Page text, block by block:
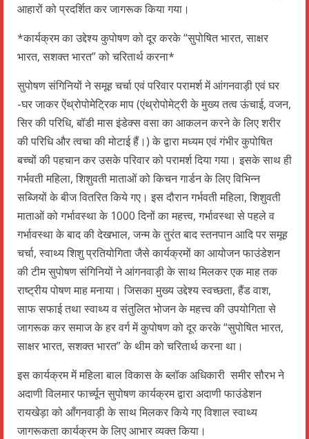
आहारों को प्रदर्शित कर जागरूक किया गया।
*कार्यक्रम का उद्देश्य कुपोषण को दूर करके “सुपोषित भारत, साक्षर
भारत, सशक्त भारत” को चरितार्थ करना*
सुपोषण संगिनियों ने समूह चर्चा एवं परिवार परामर्श में आंगनवाड़ी एवं घर
-घर जाकर ऐंथ्रोपोमेट्रिक माप (एंथ्रोपोमेट्री के मुख्य तत्व ऊंचाई, वजन,
सिर की परिधि, बॉडी मास इंडेक्स वसा का आकलन करने के लिए शरीर
की परिधि और त्वचा की मोटाई हैं।) के द्वारा मध्यम एवं गंभीर कुपोषित
बच्चों की पहचान कर उसके परिवार को परामर्श दिया गया। इसके साथ ही
गर्भवती महिला, शिशुवती माताओं को किचन गार्डन के लिए विभिन्न
सब्जियों के बीज वितरित किये गए। इस दौरान गर्भवती महिला, शिशुवती
माताओं को गर्भावस्था के 1000 दिनों का महत्त्व, गर्भावस्था से पहले व
गर्भावस्था के बाद की देखभाल, जन्म के तुरंत बाद स्तनपान आदि पर समूह
चर्चा, स्वाथ्य शिशु प्रतियोगिता जैसे कार्यक्रमों का आयोजन फाउंडेशन
की टीम सुपोषण संगिनियों ने आंगनवाड़ी के साथ मिलकर एक माह तक
राष्ट्रीय पोषण माह मनाया। जिसका मुख्य उद्देश्य स्वच्छता, हैंड वाश,
साफ सफाई तथा स्वाथ्य व संतुलित भोजन के महत्त्व की उपयोगिता से
जागरूक कर समाज के हर वर्ग में कुपोषण को दूर करके “सुपोषित भारत,
साक्षर भारत, सशक्त भारत” के थीम को चरितार्थ करना था।
इस कार्यक्रम में महिला बाल विकास के ब्लॉक अधिकारी समीर सौरभ ने
अदाणी विलमार फार्च्यून सुपोषण कार्यक्रम द्वारा अदाणी फाउंडेशन
रायखेड़ा को आँगनवाड़ी के साथ मिलकर किये गए विशाल स्वाथ्य
जागरूकता कार्यक्रम के लिए आभार व्यक्त किया।